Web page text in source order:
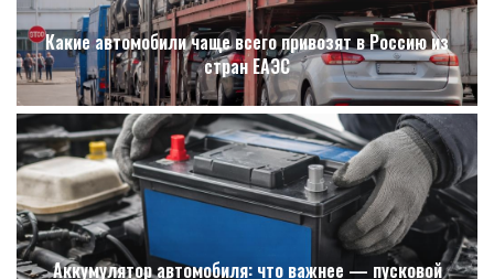
Какие автомобили чаще всего привозят в Россию из
стран ЕАЭС
Аккумулятор автомобиля: что важнее — пусковой